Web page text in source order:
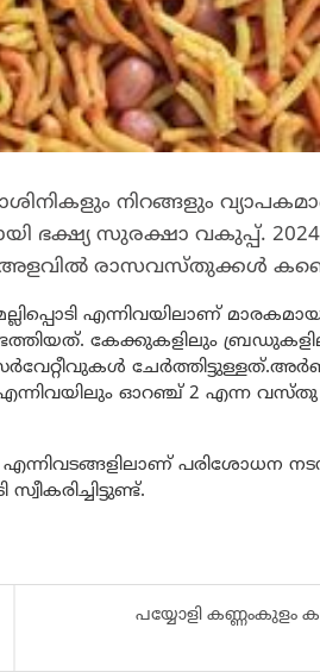
നിറങ്ങളും
ഭക്ഷ്യ സുരക്ഷാ വകുപ്പ്.
അളവിൽ രാസവസ്തുക്കൾ
എന്നിവയിലാണ്
കേക്കുകളിലും
ഓറഞ്ച് 2 എന്ന വസ്തു
പരിശോധന
പയ്യോളി